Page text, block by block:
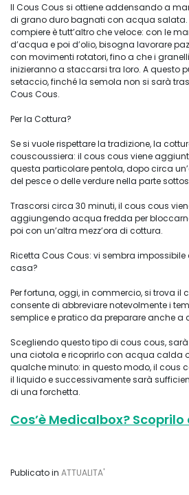
Il Cous Cous si ottiene addensando a
di grano duro bagnati con acqua salata.
compiere è tutt’altro che veloce: con le
d’acqua e poi d’olio, bisogna lavorare
con movimenti rotatori, fino a che i
inizieranno a staccarsi tra loro. A questo
setaccio, finché la semola non si sarà
Cous Cous.
Per la Cottura?
Se si vuole rispettare la tradizione, la
couscoussiera: il cous cous viene
questa particolare pentola, dopo circa
del pesce o delle verdure nella parte
Trascorsi circa 30 minuti, il cous cous
aggiungendo acqua fredda per
poi con un’altra mezz’ora di cottura.
Ricetta Cous Cous: vi sembra
casa?
Per fortuna, oggi, in commercio, si trova il
consente di abbreviare notevolmente i
semplice e pratico da preparare anche a
Scegliendo questo tipo di cous cous,
una ciotola e ricoprirlo con acqua calda
qualche minuto: in questo modo, il cous
il liquido e successivamente sarà
di una forchetta.
Cos’è Medicalbox? Scoprilo
Publicato in ATTUALITA'